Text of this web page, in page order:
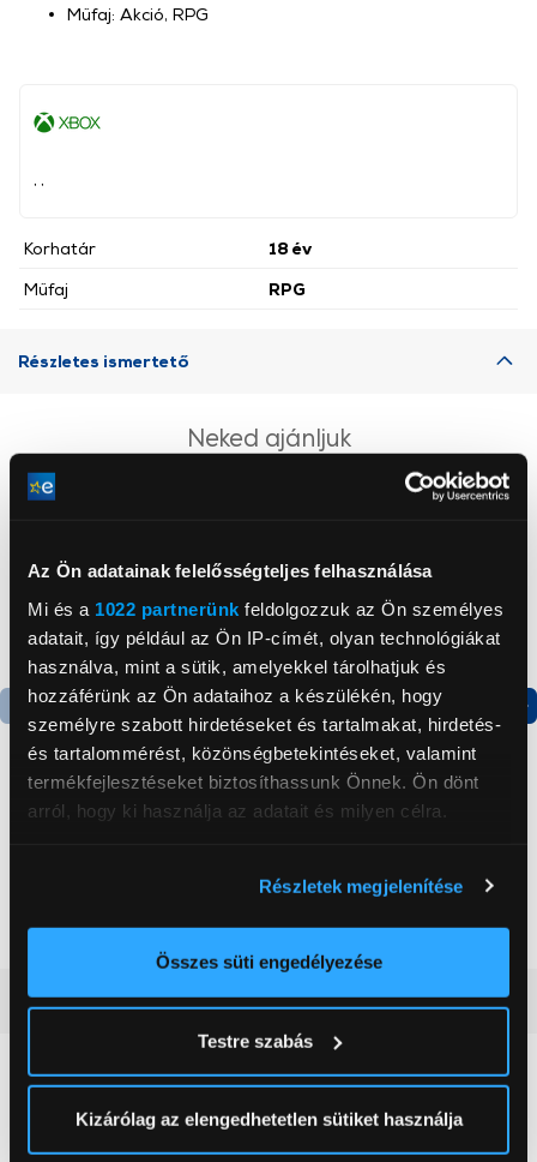
Az Ön adatainak felelősségteljes felhasználása
Mi és a 1022 partnerünk feldolgozzuk az Ön személyes
adatait, így például az Ön IP-címét, olyan technológiákat
használva, mint a sütik, amelyekkel tárolhatjuk és
hozzáférünk az Ön adataihoz a készülékén, hogy
személyre szabott hirdetéseket és tartalmakat, hirdetés-
és tartalommérést, közönségbetekintéseket, valamint
termékfejlesztéseket biztosíthassunk Önnek. Ön dönt
arról, hogy ki használja az adatait és milyen célra.
elhelyezkedéséről pár méteres pontossággal
Az Ön készülékén beazonosítása annak konkrét
módjairól és adja meg preferenciáit aRészletek
pontban. Bármikor módosíthatja vagy visszavonhatja a
Sütinyilatkozathoz való hozzájárulását.
Részletek megjelenítése
Összes süti engedélyezése
Testre szabás
Kizárólag az elengedhetetlen sütiket használja
Korhatár
18 év
Műfaj
RPG
Műfaj: Akció, RPG
Részletes ismertető
Neked ajánljuk
Gorenje NRS8182KX Side
Termék adatlap
Gorenje N619EAXL4
179 999 Ft
Vásárlói vélemények(0)
0